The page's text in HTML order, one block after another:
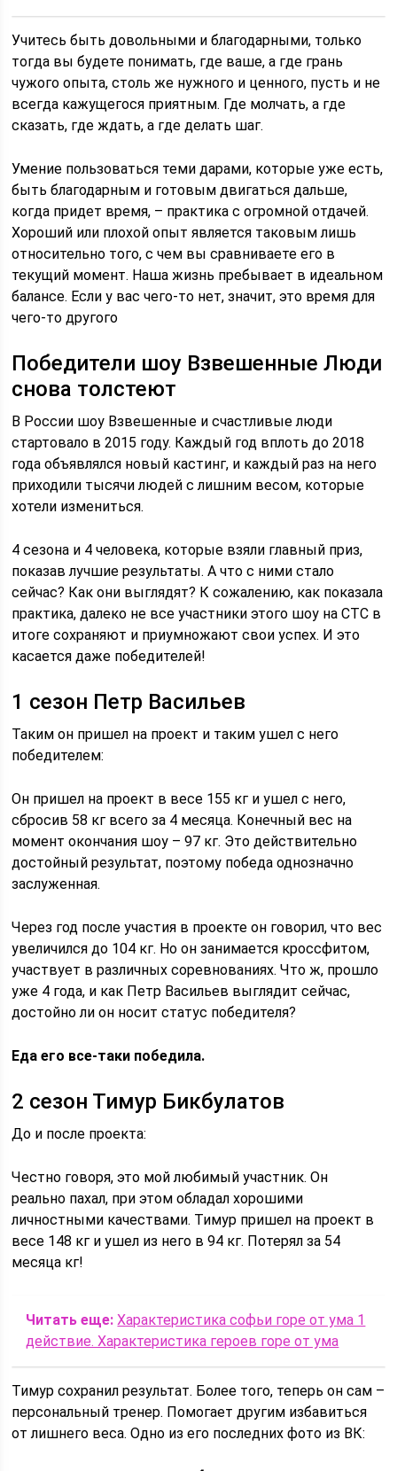
Учитесь быть довольными и благодарными, только
тогда вы будете понимать, где ваше, а где грань
чужого опыта, столь же нужного и ценного, пусть и не
всегда кажущегося приятным. Где молчать, а где
сказать, где ждать, а где делать шаг.
Умение пользоваться теми дарами, которые уже есть,
быть благодарным и готовым двигаться дальше,
когда придет время, – практика с огромной отдачей.
Хороший или плохой опыт является таковым лишь
относительно того, с чем вы сравниваете его в
текущий момент. Наша жизнь пребывает в идеальном
балансе. Если у вас чего-то нет, значит, это время для
чего-то другого
Победители шоу Взвешенные Люди
снова толстеют
В России шоу Взвешенные и счастливые люди
стартовало в 2015 году. Каждый год вплоть до 2018
года объявлялся новый кастинг, и каждый раз на него
приходили тысячи людей с лишним весом, которые
хотели измениться.
4 сезона и 4 человека, которые взяли главный приз,
показав лучшие результаты. А что с ними стало
сейчас? Как они выглядят? К сожалению, как показала
практика, далеко не все участники этого шоу на СТС в
итоге сохраняют и приумножают свои успех. И это
касается даже победителей!
1 сезон Петр Васильев
Таким он пришел на проект и таким ушел с него
победителем:
Он пришел на проект в весе 155 кг и ушел с него,
сбросив 58 кг всего за 4 месяца. Конечный вес на
момент окончания шоу – 97 кг. Это действительно
достойный результат, поэтому победа однозначно
заслуженная.
Через год после участия в проекте он говорил, что вес
увеличился до 104 кг. Но он занимается кроссфитом,
участвует в различных соревнованиях. Что ж, прошло
уже 4 года, и как Петр Васильев выглядит сейчас,
достойно ли он носит статус победителя?
Еда его все-таки победила.
2 сезон Тимур Бикбулатов
До и после проекта:
Честно говоря, это мой любимый участник. Он
реально пахал, при этом обладал хорошими
личностными качествами. Тимур пришел на проект в
весе 148 кг и ушел из него в 94 кг. Потерял за 54
месяца кг!
Читать еще: Характеристика софьи горе от ума 1
действие. Характеристика героев горе от ума
Тимур сохранил результат. Более того, теперь он сам –
персональный тренер. Помогает другим избавиться
от лишнего веса. Одно из его последних фото из ВК: